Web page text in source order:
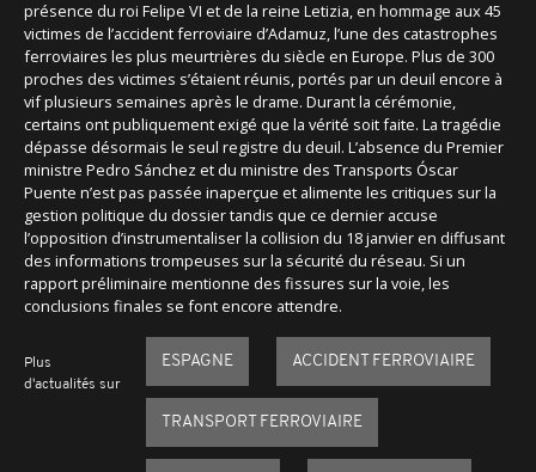
présence du roi Felipe VI et de la reine Letizia, en hommage aux 45
victimes de l’accident ferroviaire d’Adamuz, l’une des catastrophes
ferroviaires les plus meurtrières du siècle en Europe. Plus de 300
proches des victimes s’étaient réunis, portés par un deuil encore à
vif plusieurs semaines après le drame. Durant la cérémonie,
certains ont publiquement exigé que la vérité soit faite. La tragédie
dépasse désormais le seul registre du deuil. L’absence du Premier
ministre Pedro Sánchez et du ministre des Transports Óscar
Puente n’est pas passée inaperçue et alimente les critiques sur la
gestion politique du dossier tandis que ce dernier accuse
l’opposition d’instrumentaliser la collision du 18 janvier en diffusant
des informations trompeuses sur la sécurité du réseau. Si un
rapport préliminaire mentionne des fissures sur la voie, les
conclusions finales se font encore attendre.
Plus
d'actualités sur
ESPAGNE ACCIDENT FERROVIAIRE
TRANSPORT FERROVIAIRE